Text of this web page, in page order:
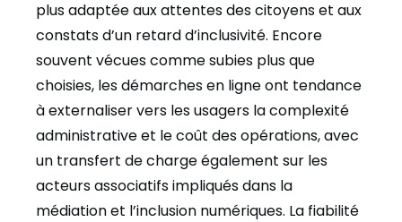
plus adaptée aux attentes des citoyens et aux
constats d’un retard d’inclusivité. Encore
souvent vécues comme subies plus que
choisies, les démarches en ligne ont tendance
à externaliser vers les usagers la complexité
administrative et le coût des opérations, avec
un transfert de charge également sur les
acteurs associatifs impliqués dans la
médiation et l’inclusion numériques. La fiabilité